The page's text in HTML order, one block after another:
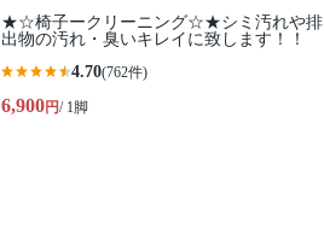
★☆椅子ークリーニング☆★シミ汚れや排
出物の汚れ・臭いキレイに致します！！
4.70(762件)
6,900円/ 1脚